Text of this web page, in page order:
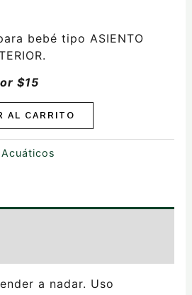
bebé tipo ASIENTO
$15
AL CARRITO
a nadar. Uso